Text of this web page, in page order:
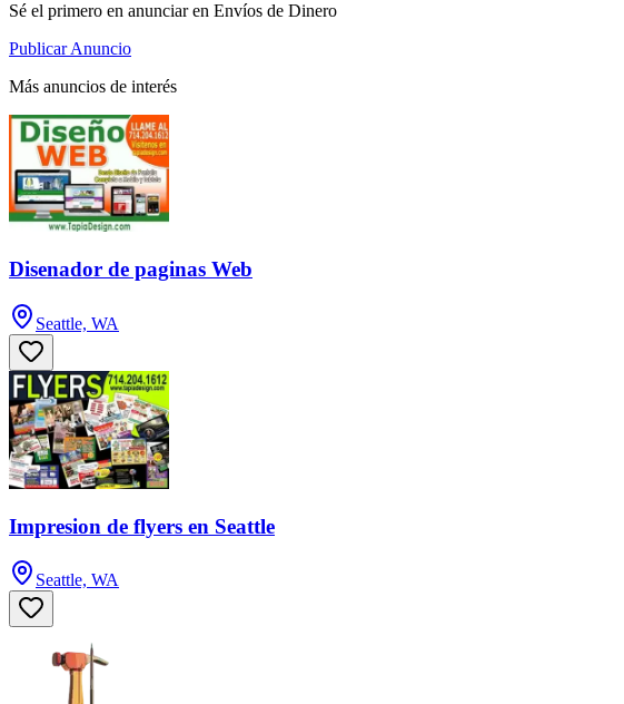
Sé el primero en anunciar en Envíos de Dinero
Publicar Anuncio
Más anuncios de interés
Disenador de paginas Web
Seattle, WA
Impresion de flyers en Seattle
Seattle, WA